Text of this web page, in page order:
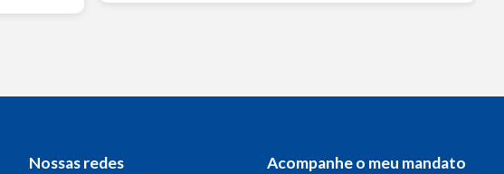
Nossas redes Acompanhe o meu mandato